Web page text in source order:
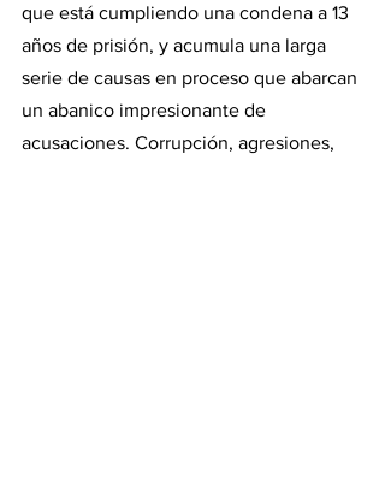
que está cumpliendo una condena a 13
años de prisión, y acumula una larga
serie de causas en proceso que abarcan
un abanico impresionante de
acusaciones. Corrupción, agresiones,